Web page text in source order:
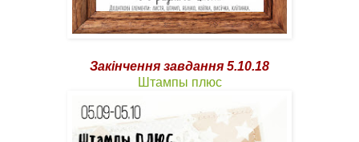
Закінчення завдання 5.10.18
Штампы плюс